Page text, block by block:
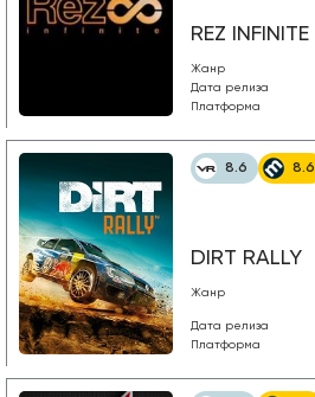
REZ INFINITE
Жанр
Дата релиза
Платформа
8.6 8.6
DIRT RALLY
Жанр
Дата релиза
Платформа